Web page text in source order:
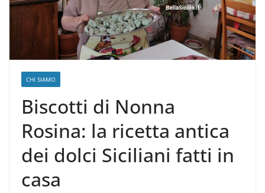
CHI SIAMO
Biscotti di Nonna
Rosina: la ricetta antica
dei dolci Siciliani fatti in
casa